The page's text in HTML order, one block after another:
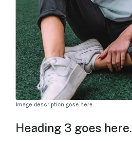
Image description gose here.
Heading 3 goes here.